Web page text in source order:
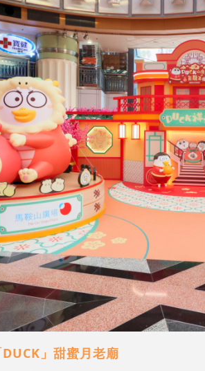
」甜蜜月老廟